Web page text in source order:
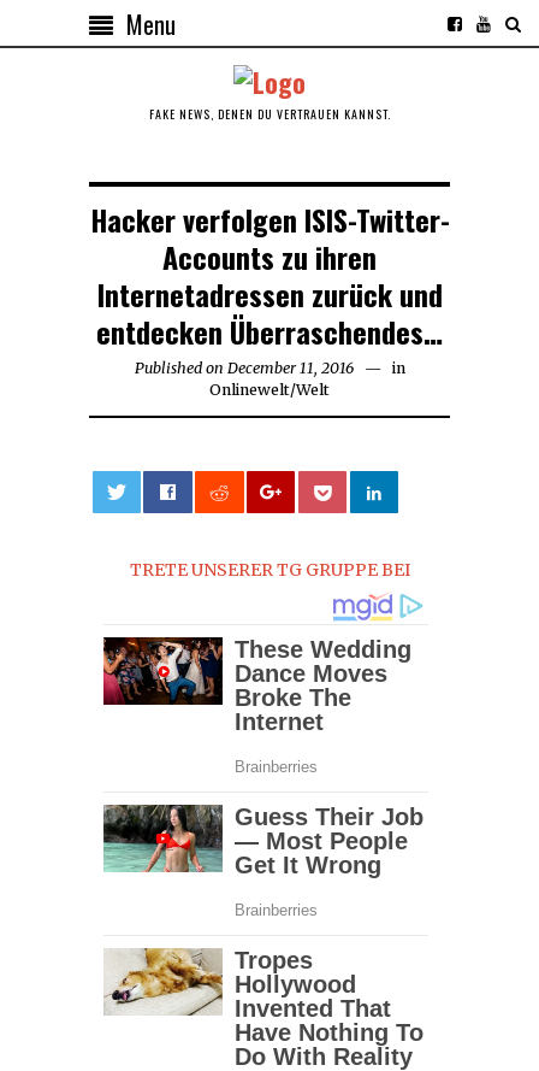
Menu
FAKE NEWS, DENEN DU VERTRAUEN KANNST.
Hacker verfolgen ISIS-Twitter-
Accounts zu ihren
Internetadressen zurück und
entdecken Überraschendes…
Published on December 11, 2016December
in
Onlinewelt/Welt
TRETE UNSERER TG GRUPPE BEI